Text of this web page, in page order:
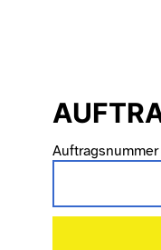
Auftragsnummer